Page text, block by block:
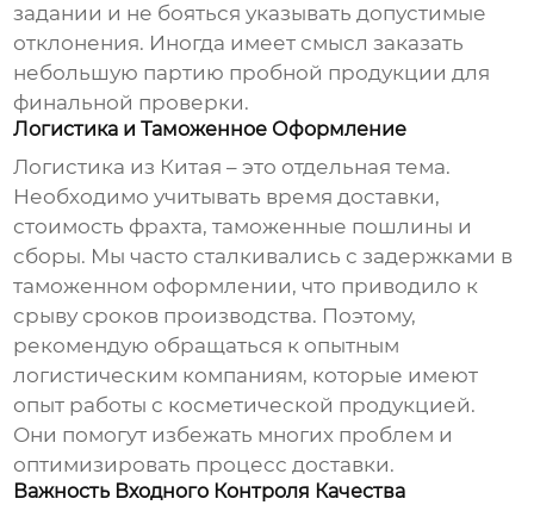
задании и не бояться указывать допустимые
отклонения. Иногда имеет смысл заказать
небольшую партию пробной продукции для
финальной проверки.
Логистика и Таможенное Оформление
Логистика из Китая – это отдельная тема.
Необходимо учитывать время доставки,
стоимость фрахта, таможенные пошлины и
сборы. Мы часто сталкивались с задержками в
таможенном оформлении, что приводило к
срыву сроков производства. Поэтому,
рекомендую обращаться к опытным
логистическим компаниям, которые имеют
опыт работы с косметической продукцией.
Они помогут избежать многих проблем и
оптимизировать процесс доставки.
Важность Входного Контроля Качества